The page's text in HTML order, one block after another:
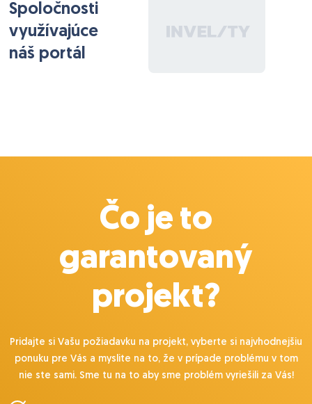
Spoločnosti
využívajúce
náš portál
Čo je to
garantovaný
projekt?
Pridajte si Vašu požiadavku na projekt, vyberte si najvhodnejšiu
ponuku pre Vás a myslite na to, že v prípade problému v tom
nie ste sami. Sme tu na to aby sme problém vyriešili za Vás!